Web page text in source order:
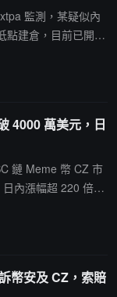
監測，某疑似內
點建倉，目前已開始
元。10 分鐘前，
4000 萬美元，日
鏈 Meme 幣 CZ 市
內漲幅超 220 倍。
幣安及 CZ，索賠